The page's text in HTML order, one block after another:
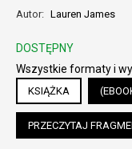
Autor: Lauren James
DOSTĘPNY
Wszystkie formaty i
KSIĄŻKA
PRZECZYTAJ